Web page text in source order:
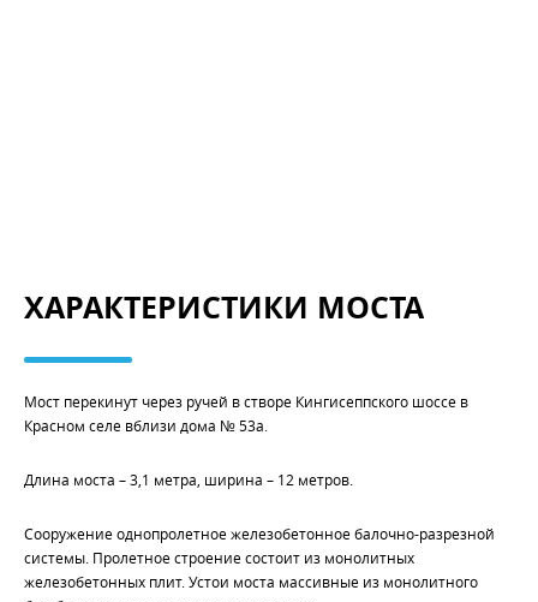
ХАРАКТЕРИСТИКИ МОСТА
Мост перекинут через ручей в створе Кингисеппского шоссе в
Красном селе вблизи дома № 53а.
Длина моста – 3,1 метра, ширина – 12 метров.
Сооружение однопролетное железобетонное балочно-разрезной
системы. Пролетное строение состоит из монолитных
железобетонных плит. Устои моста массивные из монолитного